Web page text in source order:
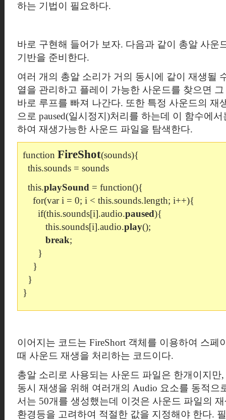
하는 기법이 필요하다.
바로 구현해 들어가 보자. 다음과 같이 총알 사운
기반을 준비한다.
여러 개의 총알 소리가 거의 동시에 같이
재생될
열을 관리하고 플레이 가능한 사운드를 찾으면
바로 루프를 빠져 나간다. 또한 특정 사운드의 재
으로 paused(일시정지)처리를 하는데 이 함수에
하여 재생가능한 사운드 파일을 탐색한다.
function FireShot(sounds){
this.sounds = sounds
this.playSound = function(){
for(var i = 0; i < this.sounds.length; i++){
if(this.sounds[i].audio.paused){
this.sounds[i].audio.play();
break;
}
}
}
}
이어지는 코드는 FireShort 객체를 이용하여 스페
때 사운드 재생을 처리하는 코드이다.
총알 소리로 사용되는 사운드 파일은 한개이지만
동시 재생을 위해 여러개의 Audio 요소를 동적으
서는 50개를 생성했는데 이것은 사운드 파일의
환경등을 고려하여 적절한 값을 지정해야 한다.